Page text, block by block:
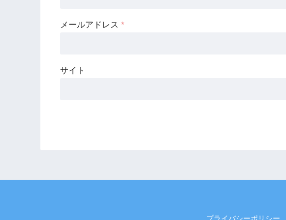
メールアドレス *
サイト